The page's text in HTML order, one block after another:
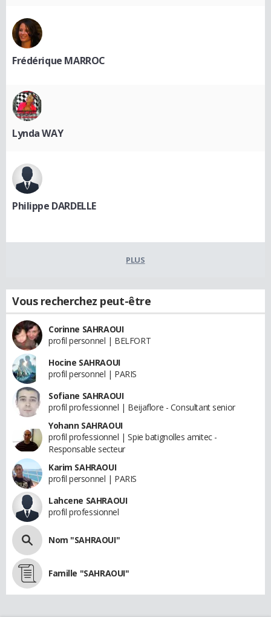
Frédérique MARROC
Lynda WAY
Philippe DARDELLE
PLUS
Vous recherchez peut-être
Corinne SAHRAOUI
profil personnel | BELFORT
Hocine SAHRAOUI
profil personnel | PARIS
Sofiane SAHRAOUI
profil professionnel | Beijaflore - Consultant senior
Yohann SAHRAOUI
profil professionnel | Spie batignolles amitec -
Responsable secteur
Karim SAHRAOUI
profil personnel | PARIS
Lahcene SAHRAOUI
profil professionnel
Nom "SAHRAOUI"
Famille "SAHRAOUI"